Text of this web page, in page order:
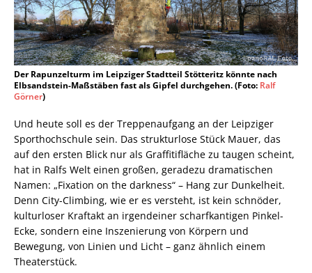
Der Rapunzelturm im Leipziger Stadtteil Stötteritz könnte nach
Elbsandstein-Maßstäben fast als Gipfel durchgehen. (Foto: Ralf
Görner)
Und heute soll es der Treppenaufgang an der Leipziger
Sporthochschule sein. Das strukturlose Stück Mauer, das
auf den ersten Blick nur als Graffitifläche zu taugen scheint,
hat in Ralfs Welt einen großen, geradezu dramatischen
Namen: „Fixation on the darkness“ – Hang zur Dunkelheit.
Denn City-Climbing, wie er es versteht, ist kein schnöder,
kulturloser Kraftakt an irgendeiner scharfkantigen Pinkel-
Ecke, sondern eine Inszenierung von Körpern und
Bewegung, von Linien und Licht – ganz ähnlich einem
Theaterstück.